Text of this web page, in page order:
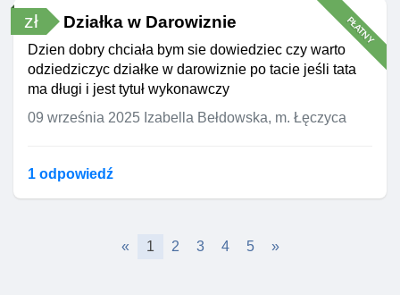
PŁATNY
zł Działka w Darowiznie
Dzien dobry chciała bym sie dowiedziec czy warto
odziedziczyc działke w darowiznie po tacie jeśli tata
ma długi i jest tytuł wykonawczy
09 września 2025 Izabella Bełdowska, m. Łęczyca
1 odpowiedź
« 1 2 3 4 5 »